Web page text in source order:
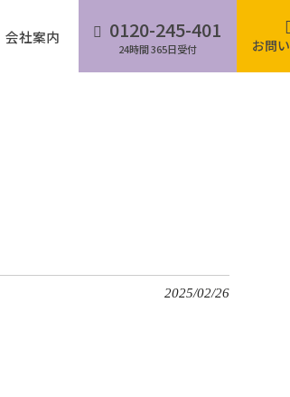
会社案内 0120-245-401
24時間 365日受付 お問
2025/02/26